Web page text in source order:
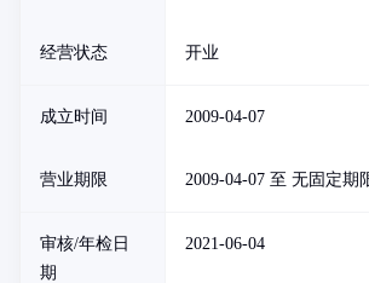
经营状态 开业
成立时间 2009-04-07
营业期限 2009-04-07 至 无固定期
审核/年检日
期
2021-06-04